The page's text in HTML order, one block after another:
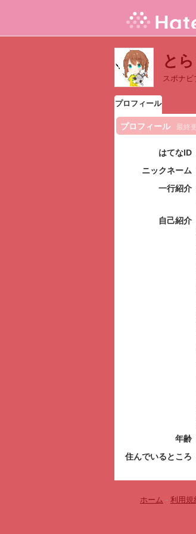
と
スポナビ
プロフィール
プロフィール 最終
はてなID
ニックネーム
一行紹介
自己紹介
年齢
住んでいるところ
ホーム - 利用規